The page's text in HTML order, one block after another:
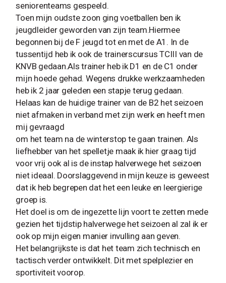
seniorenteams gespeeld.
Toen mijn oudste zoon ging voetballen ben ik
jeugdleider geworden van zijn team.Hiermee
begonnen bij de F jeugd tot en met de A1. In de
tussentijd heb ik ook de trainerscursus TCIII van de
KNVB gedaan.Als trainer heb ik D1 en de C1 onder
mijn hoede gehad. Wegens drukke werkzaamheden
heb ik 2 jaar geleden een stapje terug gedaan.
Helaas kan de huidige trainer van de B2 het seizoen
niet afmaken in verband met zijn werk en heeft men
mij gevraagd
om het team na de winterstop te gaan trainen. Als
liefhebber van het spelletje maak ik hier graag tijd
voor vrij ook al is de instap halverwege het seizoen
niet ideaal. Doorslaggevend in mijn keuze is geweest
dat ik heb begrepen dat het een leuke en leergierige
groep is.
Het doel is om de ingezette lijn voort te zetten mede
gezien het tijdstip halverwege het seizoen al zal ik er
ook op mijn eigen manier invulling aan geven.
Het belangrijkste is dat het team zich technisch en
tactisch verder ontwikkelt. Dit met spelplezier en
sportiviteit voorop.